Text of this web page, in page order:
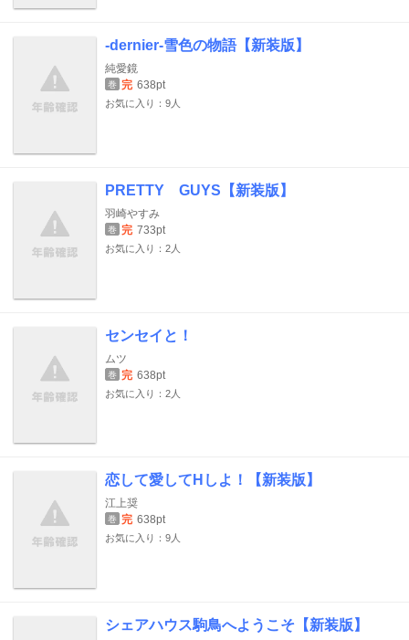
‐dernier‐雪色の物語【新装版】
純愛鏡
巻 完 638pt
お気に入り：9人
PRETTY GUYS【新装版】
羽崎やすみ
巻 完 733pt
お気に入り：2人
センセイと！
ムツ
巻 完 638pt
お気に入り：2人
恋して愛してHしよ！【新装版】
江上奨
巻 完 638pt
お気に入り：9人
シェアハウス駒鳥へようこそ【新装版】